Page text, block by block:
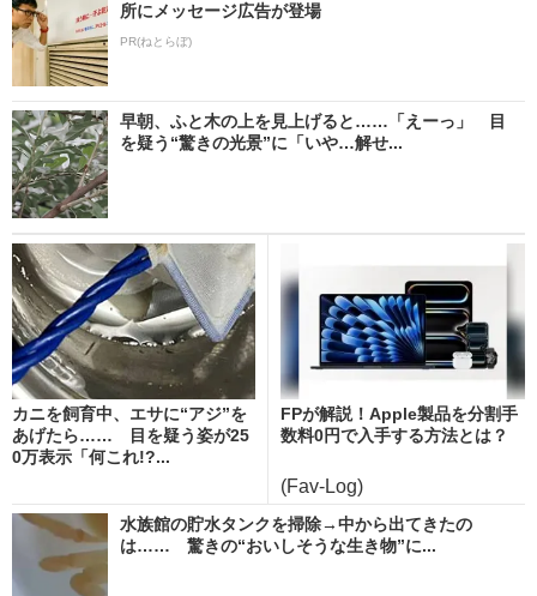
所にメッセージ広告が登場
PR(ねとらぼ)
早朝、ふと木の上を見上げると……「えーっ」 目
を疑う“驚きの光景”に「いや…解せ...
カニを飼育中、エサに“アジ”を
あげたら…… 目を疑う姿が25
0万表示「何これ!?...
FPが解説！Apple製品を分割手
数料0円で入手する方法とは？
(Fav-Log)
水族館の貯水タンクを掃除→中から出てきたの
は…… 驚きの“おいしそうな生き物”に...